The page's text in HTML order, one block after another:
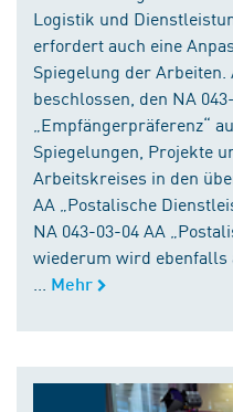
Logistik und
erfordert auch eine
Spiegelung der
beschlossen, den NA
„Empfängerpräferenz“
Spiegelungen, Projekte
Arbeitskreises in den
AA „Postalische
NA 043-03-04 AA
wiederum wird
Mehr